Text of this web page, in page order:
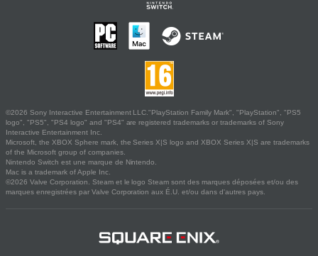
©2026 Sony Interactive Entertainment LLC."PlayStation Family Mark", "PlayStation", "PS5
logo", "PS5", "PS4 logo" and "PS4" are registered trademarks or trademarks of Sony
Interactive Entertainment Inc.
Microsoft, the XBOX Sphere mark, the Series X|S logo and XBOX Series X|S are trademarks
of the Microsoft group of companies.
Nintendo Switch est une marque de Nintendo.
Mac is a trademark of Apple Inc.
©2026 Valve Corporation. Steam et le logo Steam sont des marques déposées et/ou des
marques enregistrées par Valve Corporation aux É.U. et/ou dans d'autres pays.